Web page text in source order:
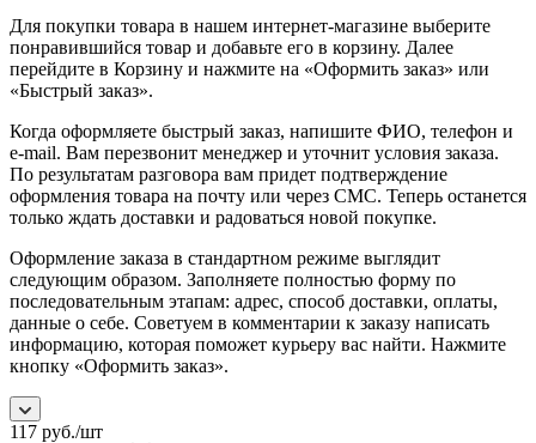
Для покупки товара в нашем интернет-магазине выберите
понравившийся товар и добавьте его в корзину. Далее
перейдите в Корзину и нажмите на «Оформить заказ» или
«Быстрый заказ».
Когда оформляете быстрый заказ, напишите ФИО, телефон и
e-mail. Вам перезвонит менеджер и уточнит условия заказа.
По результатам разговора вам придет подтверждение
оформления товара на почту или через СМС. Теперь останется
только ждать доставки и радоваться новой покупке.
Оформление заказа в стандартном режиме выглядит
следующим образом. Заполняете полностью форму по
последовательным этапам: адрес, способ доставки, оплаты,
данные о себе. Советуем в комментарии к заказу написать
информацию, которая поможет курьеру вас найти. Нажмите
кнопку «Оформить заказ».
117 руб./шт